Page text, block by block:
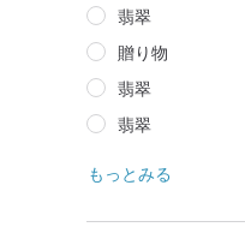
翡翠
贈り物
翡翠
翡翠
もっとみる